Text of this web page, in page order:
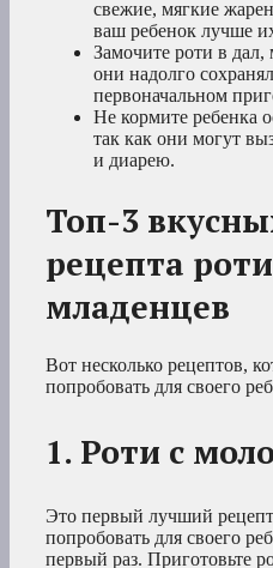
свежие, мягкие
ваш ребенок лучше
Замочите роти в
они надолго
первоначальном
Не кормите ребенка
так как они могут
и диарею.
Топ-3
рецепта
младенцев
Вот несколько рецептов,
попробовать для своего
1. Роти с
Это первый лучший
попробовать для своего
первый раз. Приготовьте